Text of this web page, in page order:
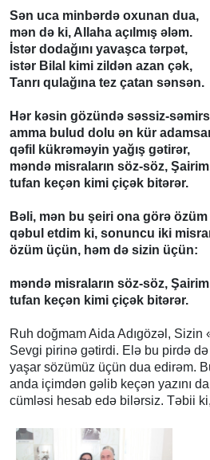
Sən uca minbərdə oxunan dua,
mən də ki, Allaha açılmış ələm.
İstər dodağını yavaşca tərpət,
istər Bilal kimi zildən azan çək,
Tanrı qulağına tez çatan sənsən.
Hər kəsin gözündə səssiz-
amma bulud dolu ən kür
qəfil kükrəməyin yağış gətirər,
məndə misraların söz-söz,
tufan keçən kimi çiçək bitərər.
Bəli, mən bu şeiri ona görə
qəbul etdim ki, sonuncu iki
özüm üçün, həm də sizin üçün:
məndə misraların söz-söz,
tufan keçən kimi çiçək bitərər.
Ruh doğmam Aida Adıgözəl, Sizin
Sevgi pirinə gətirdi. Elə bu pirdə
yaşar sözümüz üçün dua edirəm.
anda içimdən gəlib keçən yazını
cümləsi hesab edə bilərsiz. Təbii